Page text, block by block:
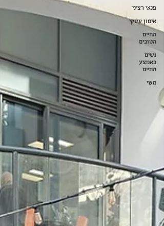
פנאי רציני
אימון עסקי
החיים
הטובים
נשים
באמצע
החיים
משי